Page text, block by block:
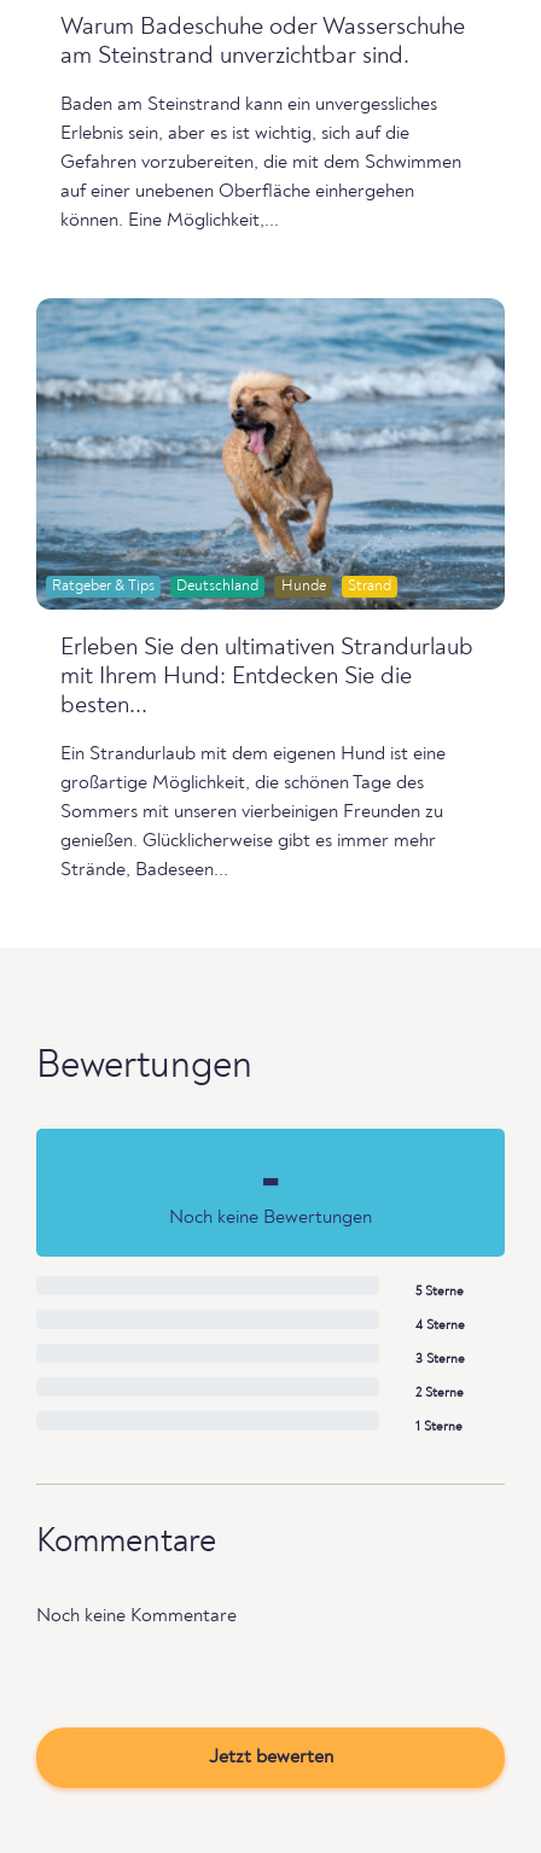
Warum Badeschuhe oder Wasserschuhe
am Steinstrand unverzichtbar sind.
Baden am Steinstrand kann ein unvergessliches
Erlebnis sein, aber es ist wichtig, sich auf die
Gefahren vorzubereiten, die mit dem Schwimmen
auf einer unebenen Oberfläche einhergehen
können. Eine Möglichkeit,...
Ratgeber & Tips Deutschland Hunde Strand
Erleben Sie den ultimativen Strandurlaub
mit Ihrem Hund: Entdecken Sie die
besten...
Ein Strandurlaub mit dem eigenen Hund ist eine
großartige Möglichkeit, die schönen Tage des
Sommers mit unseren vierbeinigen Freunden zu
genießen. Glücklicherweise gibt es immer mehr
Strände, Badeseen...
Bewertungen
-
Noch keine Bewertungen
5 Sterne
4 Sterne
3 Sterne
2 Sterne
1 Sterne
Kommentare
Noch keine Kommentare
Jetzt bewerten